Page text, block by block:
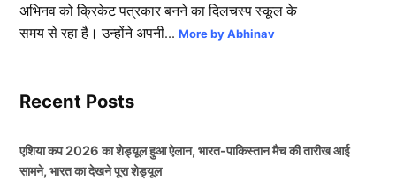
अभिनव को क्रिकेट पत्रकार बनने का दिलचस्प स्कूल के
समय से रहा है। उन्होंने अपनी...More by Abhinav
Recent Posts
एशिया कप 2026 का शेड्यूल हुआ ऐलान, भारत-पाकिस्तान मैच की तारीख आई
सामने, भारत का देखने पूरा शेड्यूल